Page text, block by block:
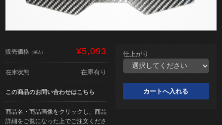
販売価格 （税込） ¥5,093
在庫状態 在庫有り
この商品のお問い合わせはこちら
商品名・商品画像をクリックし、商品
詳細をご覧になった上でご注文くださ
仕上がり